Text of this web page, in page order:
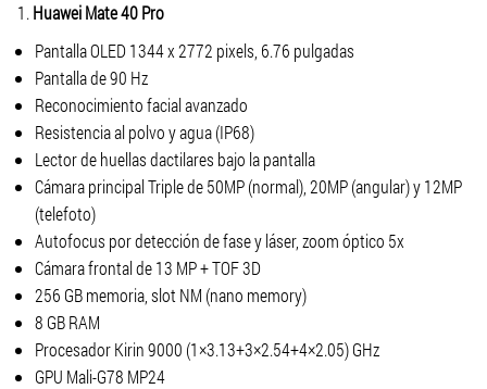
1. Huawei Mate 40 Pro
Pantalla OLED 1344 x 2772 pixels, 6.76 pulgadas
Pantalla de 90 Hz
Reconocimiento facial avanzado
Resistencia al polvo y agua (IP68)
Lector de huellas dactilares bajo la pantalla
Cámara principal Triple de 50MP (normal), 20MP (angular) y 12MP
(telefoto)
Autofocus por detección de fase y láser, zoom óptico 5x
Cámara frontal de 13 MP + TOF 3D
256 GB memoria, slot NM (nano memory)
8 GB RAM
Procesador Kirin 9000 (1×3.13+3×2.54+4×2.05) GHz
GPU Mali-G78 MP24